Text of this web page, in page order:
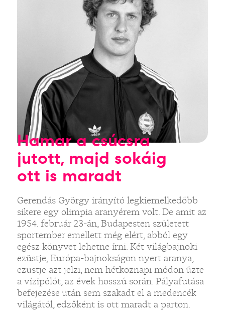
Hamar a csúcsra
jutott, majd sokáig
ott is maradt
Gerendás György irányító legkiemelkedőbb
sikere egy olimpia aranyérem volt. De amit az
1954. február 23-án, Budapesten született
sportember emellett még elért, abból egy
egész könyvet lehetne írni. Két világbajnoki
ezüstje, Európa-bajnokságon nyert aranya,
ezüstje azt jelzi, nem hétköznapi módon űzte
a vízipólót, az évek hosszú során. Pályafutása
befejezése után sem szakadt el a medencék
világától, edzőként is ott maradt a parton.